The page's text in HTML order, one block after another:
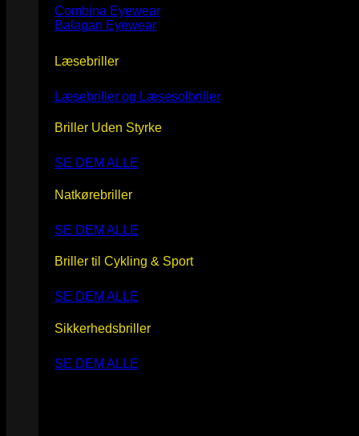
Combina Eyewear
Balagan Eyewear
Læsebriller
Læsebriller og Læsesolbriller
Briller Uden Styrke
SE DEM ALLE
Natkørebriller
SE DEM ALLE
Briller til Cykling & Sport
SE DEM ALLE
Sikkerhedsbriller
SE DEM ALLE